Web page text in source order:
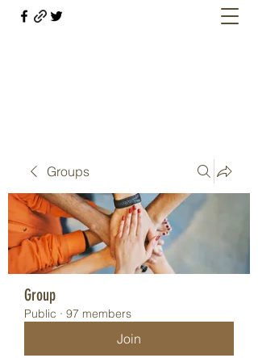
Groups
Group
Public · 97 members
Join